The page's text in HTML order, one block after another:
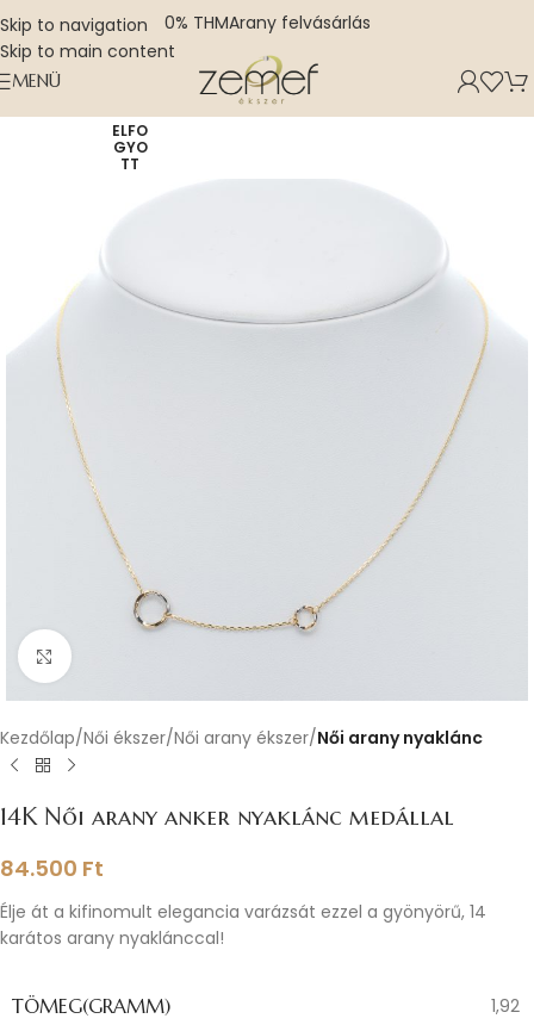
Skip to navigation
Skip to main content
0% THMArany felvásárlás
MENÜ
ELFO
GYO
TT
Nagyításhoz kattints ide
Kezdőlap Női ékszer Női arany ékszer Női arany nyaklánc
14K Női arany anker nyaklánc medállal
84.500 Ft
Élje át a kifinomult elegancia varázsát ezzel a gyönyörű, 14
karátos arany nyaklánccal!
TÖMEG(GRAMM) 1,92